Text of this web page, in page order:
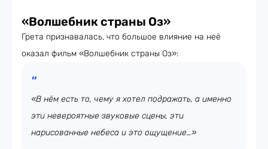
«Волшебник страны Оз»
Грета признавалась, что большое влияние на неё
оказал фильм «Волшебник страны Оз»:
«В нём есть то, чему я хотел подражать, а именно
эти невероятные звуковые сцены, эти
нарисованные небеса и это ощущение…»